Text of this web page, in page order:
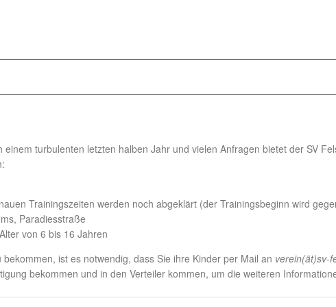
turbulenten letzten halben Jahr und vielen Anfragen bietet der SV
Trainingszeiten werden noch abgeklärt (der Trainingsbeginn wird
Paradiesstraße
von 6 bis 16 Jahren
ist es notwendig, dass Sie ihre Kinder per Mail an verein(ät)sv-
bekommen und in den Verteiler kommen, um die weiteren